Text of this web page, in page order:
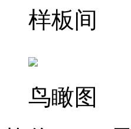
样板间
鸟瞰图